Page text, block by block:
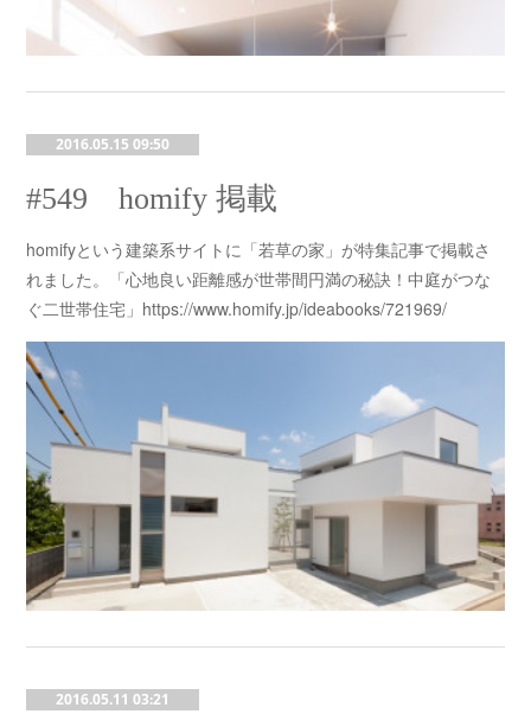
2016.05.15 09:50
#549 homify 掲載
homifyという建築系サイトに「若草の家」が特集記事で掲載さ
れました。「心地良い距離感が世帯間円満の秘訣！中庭がつな
ぐ二世帯住宅」https://www.homify.jp/ideabooks/721969/
2016.05.11 03:21